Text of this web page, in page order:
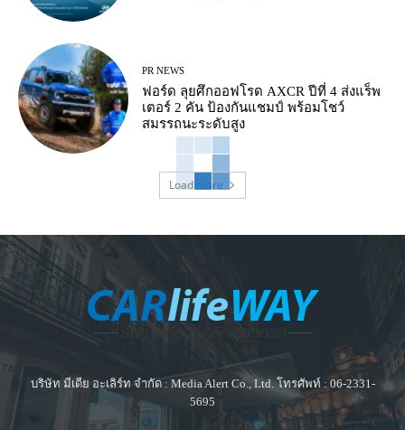
PR NEWS
ฟอร์ด ลุยศึกออฟโรด AXCR ปีที่ 4 ส่งแร็พ
เตอร์ 2 คัน ป้องกันแชมป์ พร้อมโชว์
สมรรถนะระดับสูง
Load more
บริษัท มีเดีย อะเลิร์ท จำกัด : Media Alert Co., Ltd. โทรศัพท์ : 06-2331-
5695